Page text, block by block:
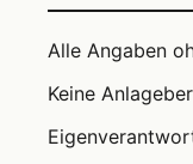
Alle Angaben
Keine